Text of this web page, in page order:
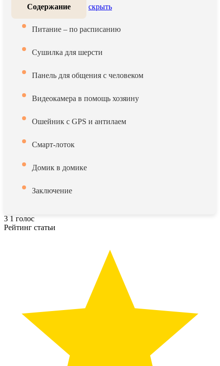
Содержание скрыть
Питание – по расписанию
Сушилка для шерсти
Панель для общения с человеком
Видеокамера в помощь хозяину
Ошейник с GPS и антилаем
Смарт-лоток
Домик в домике
Заключение
3 1 голос
Рейтинг статьи